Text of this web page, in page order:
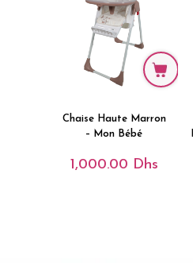
Chaise Haute Marron
– Mon Bébé
1,000.00 Dhs